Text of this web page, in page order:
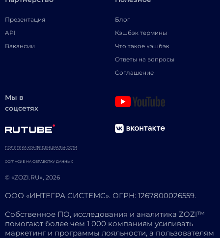
Презентация
API
Вакансии
Блог
Кэшбэк термины
Что такое кэшбэк
Ответы на вопросы
Соглашение
Мы в
соцсетях
© «ZOZI.RU», 2026
ПОЛИТИКА КОНФИДЕНЦИАЛЬНОСТИ
СОГЛАСИЕ НА ОБРАБОТКУ ДАННЫХ
ООО «ИНТЕГРА СИСТЕМС». ОГРН: 1267800026559.
Собственное ПО, исследования и аналитика ZOZI™
помогают более чем 1 000 компаниям усиливать
маркетинг и программы лояльности, а пользователям